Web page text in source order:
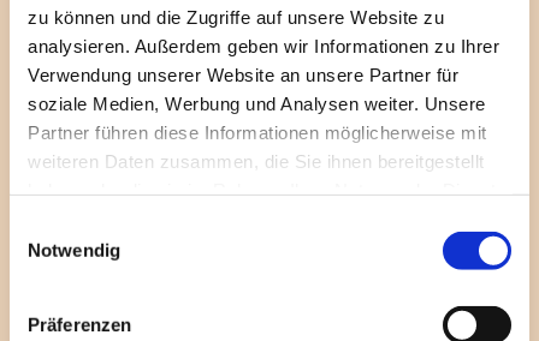
zu können und die Zugriffe auf unsere Website zu
analysieren. Außerdem geben wir Informationen zu Ihrer
Verwendung unserer Website an unsere Partner für
soziale Medien, Werbung und Analysen weiter. Unsere
Partner führen diese Informationen möglicherweise mit
weiteren Daten zusammen, die Sie ihnen bereitgestellt
Notwendig
Präferenzen
Zusammengehörigkeit in Zeiten von Migration
gelingen?
Veranstaltungen zu 35 Jahre Mauerfall